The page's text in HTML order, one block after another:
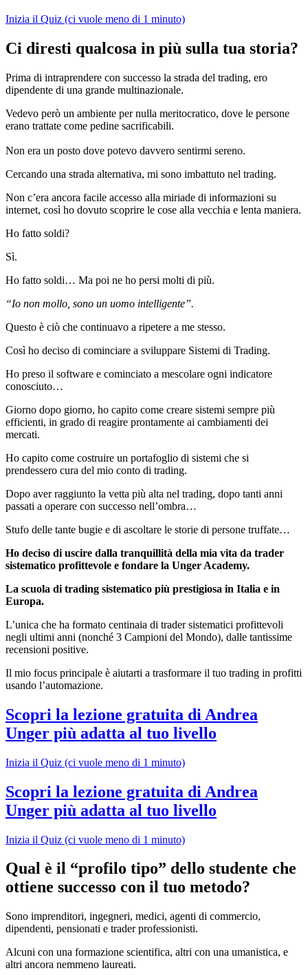
Inizia il Quiz (ci vuole meno di 1 minuto)
Ci diresti qualcosa in più sulla tua storia?
Prima di intraprendere con successo la strada del trading, ero
dipendente di una grande multinazionale.
Vedevo però un ambiente per nulla meritocratico, dove le persone
erano trattate come pedine sacrificabili.
Non era un posto dove potevo davvero sentirmi sereno.
Cercando una strada alternativa, mi sono imbattuto nel trading.
Non c’era ancora facile accesso alla miriade di informazioni su
internet, così ho dovuto scoprire le cose alla vecchia e lenta maniera.
Ho fatto soldi?
Sì.
Ho fatto soldi… Ma poi ne ho persi molti di più.
“Io non mollo, sono un uomo intelligente”.
Questo è ciò che continuavo a ripetere a me stesso.
Così ho deciso di cominciare a sviluppare Sistemi di Trading.
Ho preso il software e cominciato a mescolare ogni indicatore
conosciuto…
Giorno dopo giorno, ho capito come creare sistemi sempre più
efficienti, in grado di reagire prontamente ai cambiamenti dei
mercati.
Ho capito come costruire un portafoglio di sistemi che si
prendessero cura del mio conto di trading.
Dopo aver raggiunto la vetta più alta nel trading, dopo tanti anni
passati a operare con successo nell’ombra…
Stufo delle tante bugie e di ascoltare le storie di persone truffate…
Ho deciso di uscire dalla tranquillità della mia vita da trader
sistematico profittevole e fondare la Unger Academy.
La scuola di trading sistematico più prestigiosa in Italia e in
Europa.
L’unica che ha formato centinaia di trader sistematici profittevoli
negli ultimi anni (nonché 3 Campioni del Mondo), dalle tantissime
recensioni positive.
Il mio focus principale è aiutarti a trasformare il tuo trading in profitti
usando l’automazione.
Scopri la lezione gratuita di Andrea
Unger più adatta al tuo livello
Inizia il Quiz (ci vuole meno di 1 minuto)
Scopri la lezione gratuita di Andrea
Unger più adatta al tuo livello
Inizia il Quiz (ci vuole meno di 1 minuto)
Qual è il “profilo tipo” dello studente che
ottiene successo con il tuo metodo?
Sono imprenditori, ingegneri, medici, agenti di commercio,
dipendenti, pensionati e trader professionisti.
Alcuni con una formazione scientifica, altri con una umanistica, e
altri ancora nemmeno laureati.